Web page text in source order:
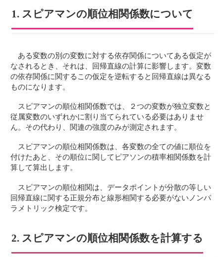
1. スピアマンの順位相関係数について
ある変数の別の変数に対する依存関係についてある仮定が
なされるとき、それは、回帰直線の計算に影響します。変数
の依存関係に関するこの仮定を逆転すると回帰直線は異なる
ものになります。
スピアマンの順位相関係数では、２つの変数が独立変数と
従属変数のいずれかに割り当てられている必要はありませ
ん。その代わり、関連の強度のみが測定されます。
スピアマンの順位相関係数は、各変数の全ての値に順位を
付けたあと、その順位に関してピアソンの積率相関係数を計
算して算出します。
スピアマンの順位相関は、データポイントが分散の等しい
回帰直線に関する正規分布と線形相関する必要がないノンパ
ラメトリック検定です。
2. スピアマンの順位相関係数を計算する